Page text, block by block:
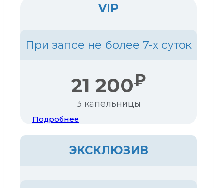
VIP
При запое не более 7-х суток
21 200₽
3 капельницы
Подробнее
ЭКСКЛЮЗИВ